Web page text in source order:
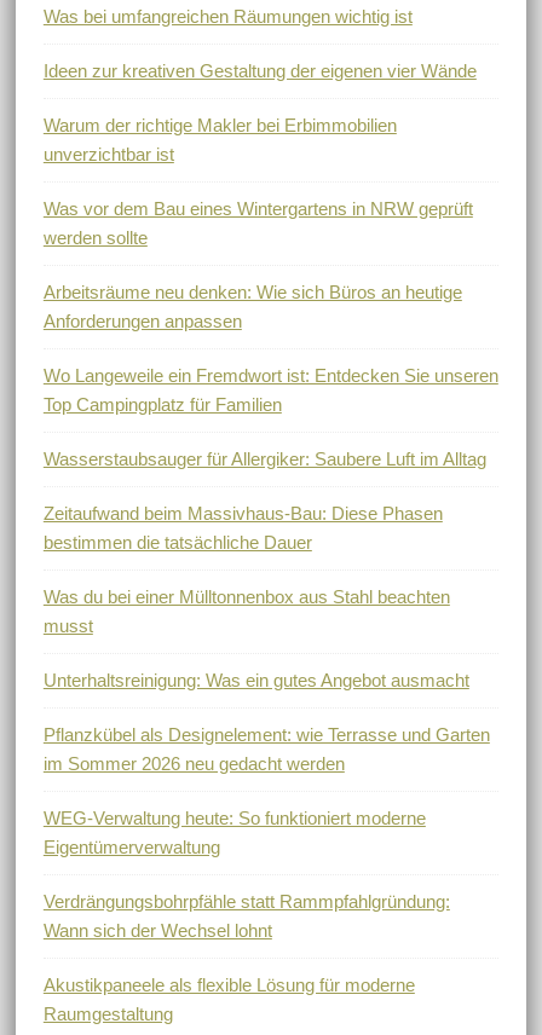
Was bei umfangreichen Räumungen wichtig ist
Ideen zur kreativen Gestaltung der eigenen vier Wände
Warum der richtige Makler bei Erbimmobilien
unverzichtbar ist
Was vor dem Bau eines Wintergartens in NRW geprüft
werden sollte
Arbeitsräume neu denken: Wie sich Büros an heutige
Anforderungen anpassen
Wo Langeweile ein Fremdwort ist: Entdecken Sie unseren
Top Campingplatz für Familien
Wasserstaubsauger für Allergiker: Saubere Luft im Alltag
Zeitaufwand beim Massivhaus-Bau: Diese Phasen
bestimmen die tatsächliche Dauer
Was du bei einer Mülltonnenbox aus Stahl beachten
musst
Unterhaltsreinigung: Was ein gutes Angebot ausmacht
Pflanzkübel als Designelement: wie Terrasse und Garten
im Sommer 2026 neu gedacht werden
WEG-Verwaltung heute: So funktioniert moderne
Eigentümerverwaltung
Verdrängungsbohrpfähle statt Rammpfahlgründung:
Wann sich der Wechsel lohnt
Akustikpaneele als flexible Lösung für moderne
Raumgestaltung